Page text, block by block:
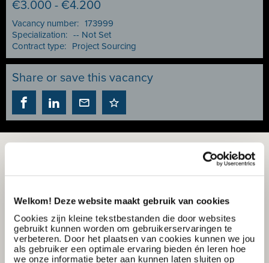
Welkom! Deze website maakt gebruik van cookies
Cookies zijn kleine tekstbestanden die door websites
gebruikt kunnen worden om gebruikerservaringen te
verbeteren. Door het plaatsen van cookies kunnen we jou
als gebruiker een optimale ervaring bieden én leren hoe
we onze informatie beter aan kunnen laten sluiten op
€3.000 - €4.200
Vacancy number: 173999
Specialization: -- Not Set
Contract type:
Project Sourcing
Share or save this vacancy